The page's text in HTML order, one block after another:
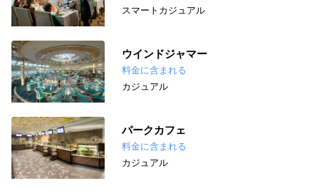
スマートカジュアル
ウインドジャマー
料金に含まれる
カジュアル
パークカフェ
料金に含まれる
カジュアル